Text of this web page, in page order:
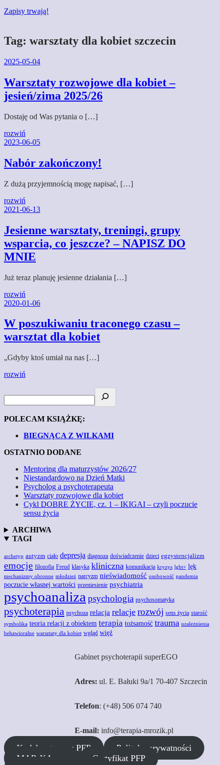
Zapisy trwają!
Tag: warsztaty dla kobiet szczecin
2025-05-04
Warsztaty rozwojowe dla kobiet –
jesień/zima 2025/26
Dostaję od Was pytania o […]
rozwiń
2023-06-05
Nabór zakończony!
Z dużą przyjemnością mogę napisać, […]
rozwiń
2021-06-13
Jesienne warsztaty, treningi, grupy
wsparcia, co jeszcze? – NAPISZ DO
MNIE
Już teraz planuję jesienne działania […]
rozwiń
2020-01-06
W poszukiwaniu traconego czasu –
warsztat dla kobiet
„Gdyby ktoś umiał na nas […]
rozwiń
POLECAM KSIĄŻKĘ:
BIEGNĄCA Z WILKAMI
OSTATNIO DODANE
Mentoring dla maturzystów 2026/27
Niestandardowo na Dzień Matki
Psycholog a psychoterapeuta
Warsztaty rozwojowe dla kobiet
Cykl DOBRE ŻYCIE, cz. 1 – IKIGAI – czyli poczucie
sensu życia
ARCHIWA
TAGI
archetyp autyzm ciało depresja diagnoza doświadczenie dzieci egzystencjalizm
emocje filozofia Freud klasyka kliniczna komunikacja kryzys lgbt+ lęk
mechanizmy obronne młodzież narcyzm nieświadomość osobowość pandemia
poczucie własnej wartości przeniesienie psychiatria
psychoanaliza psychologia psychosomatyka
psychoterapia psychoza relacja relacje rozwój sens życia starość
symbolika teoria relacji z obiektem terapia tożsamość trauma uzależnienia
behawioralne warsztaty dla kobiet wgląd więź
Gabinet psychoterapii superEGO
Adres: ul. E. Bałuki 9a/1 70-407 Szczecin
Telefon: (+48) 506 074 740
E-mail: info@terapia-mrozik.pl
Kodeks etyczny PFP
Polityka prywatności
MAR-KA s.c.
Certyfikat PFP